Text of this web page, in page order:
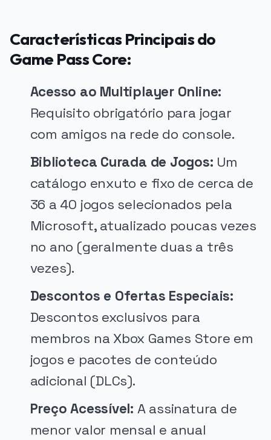
Características Principais do
Game Pass Core:
Acesso ao Multiplayer Online:
Requisito obrigatório para jogar
com amigos na rede do console.
Biblioteca Curada de Jogos: Um
catálogo enxuto e fixo de cerca de
36 a 40 jogos selecionados pela
Microsoft, atualizado poucas vezes
no ano (geralmente duas a três
vezes).
Descontos e Ofertas Especiais:
Descontos exclusivos para
membros na Xbox Games Store em
jogos e pacotes de conteúdo
adicional (DLCs).
Preço Acessível: A assinatura de
menor valor mensal e anual